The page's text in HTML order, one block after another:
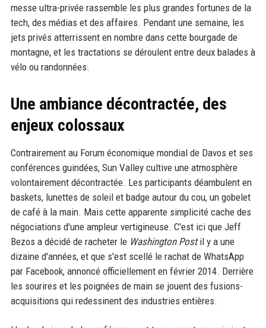
messe ultra-privée rassemble les plus grandes fortunes de la
tech, des médias et des affaires. Pendant une semaine, les
jets privés atterrissent en nombre dans cette bourgade de
montagne, et les tractations se déroulent entre deux balades à
vélo ou randonnées.
Une ambiance décontractée, des
enjeux colossaux
Contrairement au Forum économique mondial de Davos et ses
conférences guindées, Sun Valley cultive une atmosphère
volontairement décontractée. Les participants déambulent en
baskets, lunettes de soleil et badge autour du cou, un gobelet
de café à la main. Mais cette apparente simplicité cache des
négociations d'une ampleur vertigineuse. C'est ici que Jeff
Bezos a décidé de racheter le Washington Postil y a une
dizaine d'années, et que s'est scellé le rachat de WhatsApp
par Facebook, annoncé officiellement en février 2014. Derrière
les sourires et les poignées de main se jouent des fusions-
acquisitions qui redessinent des industries entières.